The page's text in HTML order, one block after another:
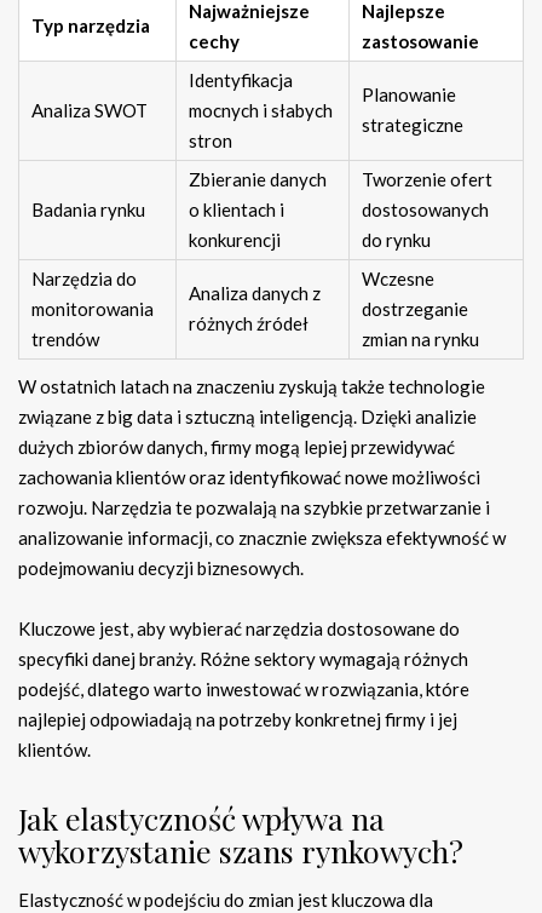
Typ narzędzia
Najważniejsze
cechy
Najlepsze
zastosowanie
Analiza SWOT
Identyfikacja
mocnych i słabych
stron
Planowanie
strategiczne
Badania rynku
Zbieranie danych
o klientach i
konkurencji
Tworzenie ofert
dostosowanych
do rynku
Narzędzia do
monitorowania
trendów
Analiza danych z
różnych źródeł
Wczesne
dostrzeganie
zmian na rynku
W ostatnich latach na znaczeniu zyskują także technologie
związane z big data i sztuczną inteligencją. Dzięki analizie
dużych zbiorów danych, firmy mogą lepiej przewidywać
zachowania klientów oraz identyfikować nowe możliwości
rozwoju. Narzędzia te pozwalają na szybkie przetwarzanie i
analizowanie informacji, co znacznie zwiększa efektywność w
podejmowaniu decyzji biznesowych.
Kluczowe jest, aby wybierać narzędzia dostosowane do
specyfiki danej branży. Różne sektory wymagają różnych
podejść, dlatego warto inwestować w rozwiązania, które
najlepiej odpowiadają na potrzeby konkretnej firmy i jej
klientów.
Jak elastyczność wpływa na
wykorzystanie szans rynkowych?
Elastyczność w podejściu do zmian jest kluczowa dla